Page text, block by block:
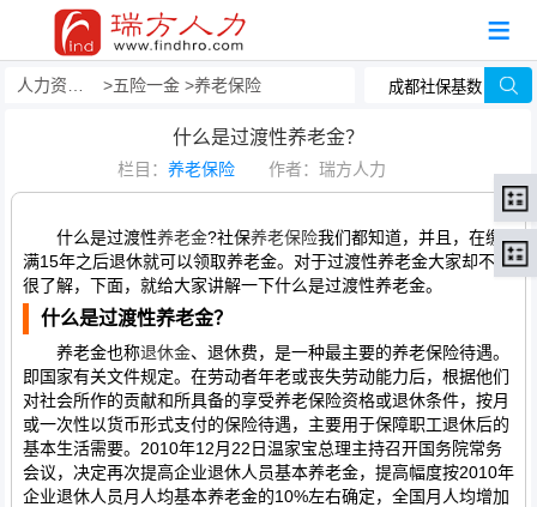
五险一金 养老保险
什么是过渡性养老金？
栏目： 养老保险 作者：瑞方人力
什么是过渡性养老金?社保养老保险我们都知道，并且，在缴
满15年之后退休就可以领取养老金。对于过渡性养老金大家却不是
很了解，下面，就给大家讲解一下什么是过渡性养老金。
什么是过渡性养老金？
养老金也称退休金、退休费，是一种最主要的养老保险待遇。
即国家有关文件规定。在劳动者年老或丧失劳动能力后，根据他们
对社会所作的贡献和所具备的享受养老保险资格或退休条件，按月
或一次性以货币形式支付的保险待遇，主要用于保障职工退休后的
基本生活需要。2010年12月22日温家宝总理主持召开国务院常务
会议，决定再次提高企业退休人员基本养老金，提高幅度按2010年
企业退休人员月人均基本养老金的10%左右确定，全国月人均增加